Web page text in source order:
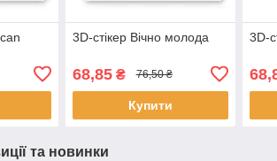
3D-стікер Вічно молода
68,85₴ 76,50 ₴
Купити
3D-
та новинки